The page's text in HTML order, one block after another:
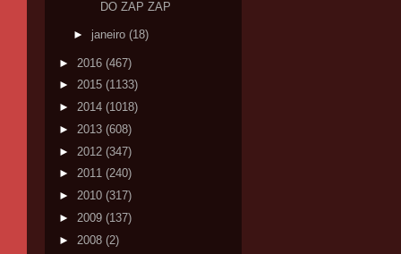
DO ZAP ZAP
► janeiro (18)
► 2016 (467)
► 2015 (1133)
► 2014 (1018)
► 2013 (608)
► 2012 (347)
► 2011 (240)
► 2010 (317)
► 2009 (137)
► 2008 (2)